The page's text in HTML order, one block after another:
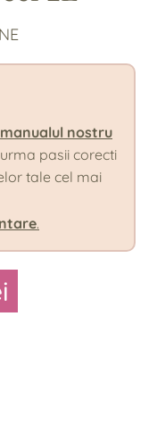
manualul nostru
pasii corecti
tale cel mai
.